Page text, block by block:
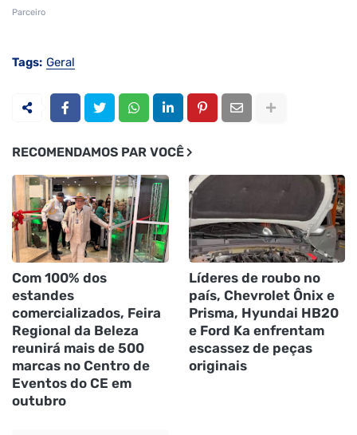
Parceiro
Tags: Geral
RECOMENDAMOS PAR VOCÊ
Com 100% dos
estandes
comercializados, Feira
Regional da Beleza
reunirá mais de 500
marcas no Centro de
Eventos do CE em
outubro
Líderes de roubo no
país, Chevrolet Ônix e
Prisma, Hyundai HB20
e Ford Ka enfrentam
escassez de peças
originais